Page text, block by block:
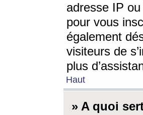
adresse IP
pour vous
également
visiteurs de
plus
Haut
» A quoi